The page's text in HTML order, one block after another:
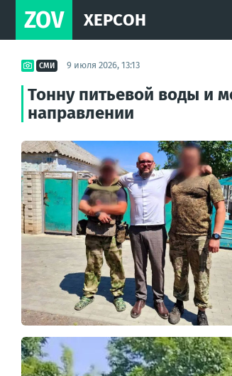
ZOV ХЕРСОН
СМИ 9 июля 2026, 13:13
Тонну питьевой воды и
направлении